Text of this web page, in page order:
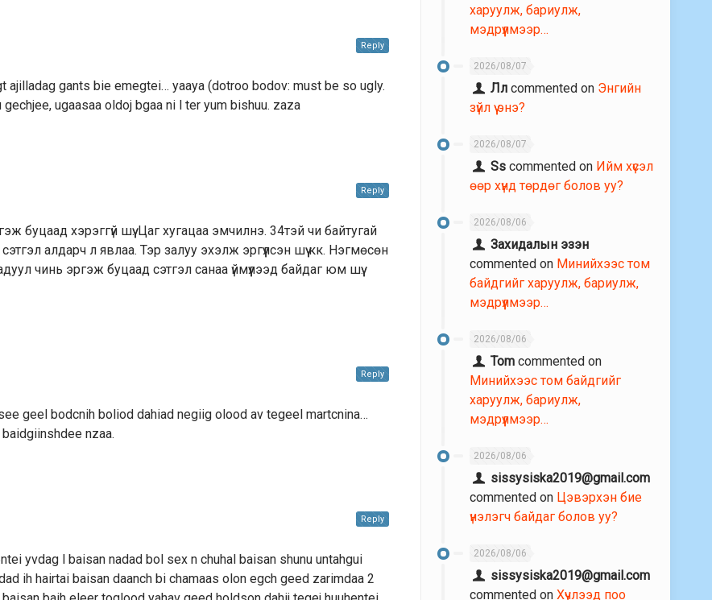
ajilladag gants bie emegtei… yaaya (dotroo bodov: must be so ugly.
ugaasaa oldoj bgaa ni l ter yum bishuu. zaza
Reply
буцаад хэрэггүй шүү. Цаг хугацаа эмчилнэ. 34тэй чи байтугай
алдарч л явлаа. Тэр залуу эхэлж эргүүлсэн шүү кк. Нэгмөсөн
чинь эргэж буцаад сэтгэл санаа үймүүлээд байдаг юм шүү.
Reply
geel bodcnih boliod dahiad negiig olood av tegeel martcnina…
nzaa.
Reply
yvdag l baisan nadad bol sex n chuhal baisan shunu untahgui
ih hairtai baisan daanch bi chamaas olon egch geed zarimdaa 2
Reply
харуулж, бариулж,
мэдрүүлмээр…
2026/08/07
Лл commented on Энгийн
зүйл үү энэ?
2026/08/07
Ss commented on Ийм хүсэл
өөр хүнд төрдөг болов уу?
2026/08/06
Захидалын эзэн
commented on Минийхээс том
байдгийг харуулж, бариулж,
мэдрүүлмээр…
2026/08/06
Tom commented on
Минийхээс том байдгийг
харуулж, бариулж,
мэдрүүлмээр…
2026/08/06
sissysiska2019@gmail.com
commented on Цэвэрхэн бие
үнэлэгч байдаг болов уу?
2026/08/06
sissysiska2019@gmail.com
commented on Хүчлээд поо